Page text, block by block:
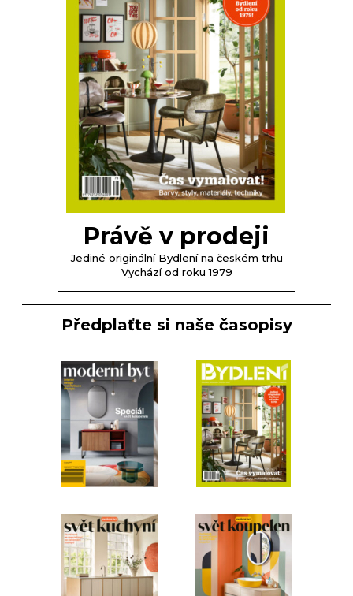
Právě v prodeji
Jediné originální Bydlení na českém trhu
Vychází od roku 1979
Předplaťte si naše časopisy